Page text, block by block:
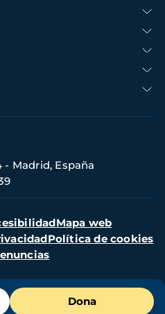
Dona
- Madrid, España
Mapa web
Política de cookies